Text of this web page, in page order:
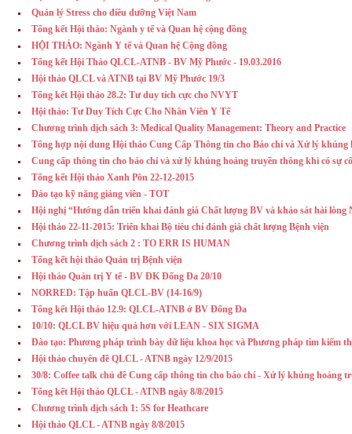
Quản lý Stress cho điều dưỡng Việt Nam
Tổng kết Hội thảo: Ngành y tế và Quan hệ cộng đồng
HỘI THẢO: Ngành Y tế và Quan hệ Cộng đồng
Tổng kết Hội Thảo QLCL-ATNB - BV Mỹ Phước - 19.03.2016
Hội thảo QLCL và ATNB tại BV Mỹ Phước 19/3
Tổng kết Hội thảo 28.2: Tư duy tích cực cho NVYT
Hội thảo: Tư Duy Tích Cực Cho Nhân Viên Y Tế
Chương trình dịch sách 3: Medical Quality Management: Theory and Practice
Tổng hợp nội dung Hội thảo Cung Cấp Thông tin cho Báo chí và Xử lý
Cung cấp thông tin cho báo chí và xử lý khủng hoảng truyền thông khi có sự
Tổng kết Hội thảo Xanh Pôn 22-12-2015
Đào tạo kỹ năng giảng viên - TOT
Hội nghị “Hướng dẫn triển khai đánh giá Chất lượng BV và khảo sát hài lòng
Hội thảo 22-11-2015: Triển khai Bộ tiêu chí đánh giá chất lượng Bệnh viện
Chương trình dịch sách 2 : TO ERR IS HUMAN
Tổng kết hội thảo Quản trị Bệnh viện
Hội thảo Quản trị Y tế - BV ĐK Đống Đa 20/10
NORRED: Tập huấn QLCL-BV (14-16/9)
Tổng kết Hội thảo 12.9: QLCL-ATNB ở BV Đống Đa
10/10: QLCL BV hiệu quả hơn với LEAN - SIX SIGMA
Đào tạo: Phương pháp trình bày dữ liệu khoa học và Phương pháp tìm kiếm
Hội thảo chuyên đề QLCL - ATNB ngày 12/9/2015
30/8: Coffee talk chủ đề Cung cấp thông tin cho báo chí - Xử lý khủng hoảng
Tổng kết Hội thảo QLCL - ATNB ngày 8/8/2015
Chương trình dịch sách 1: 5S for Heathcare
Hội thảo QLCL - ATNB ngày 8/8/2015